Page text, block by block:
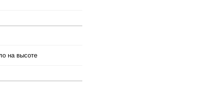
на высоте